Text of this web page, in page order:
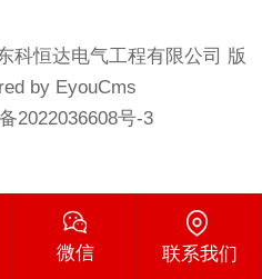
科恒达电气工程有限公司 版
by EyouCms
2022036608号-3
微信 联系我们